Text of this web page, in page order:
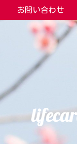
お問い合わせ